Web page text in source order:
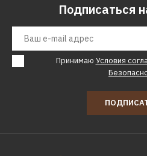
Подписаться
Принимаю Условия